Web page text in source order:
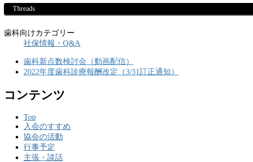
Threads
歯科向けカテゴリー
社保情報・Q&A
歯科新点数検討会（動画配信）
2022年度歯科診療報酬改定（3/31訂正通知）
コンテンツ
Top
入会のすすめ
協会の活動
行事予定
主張・談話